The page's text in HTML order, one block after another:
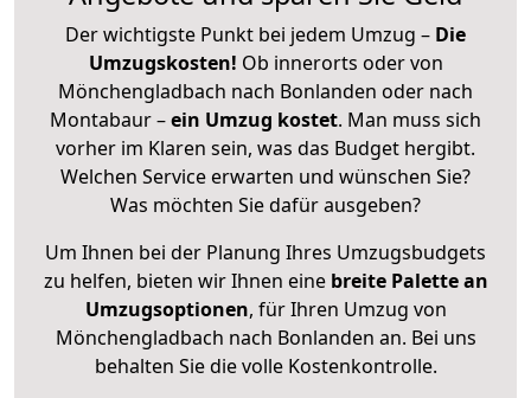
Der wichtigste Punkt bei jedem Umzug – Die
Umzugskosten! Ob innerorts oder von
Mönchengladbach nach Bonlanden oder nach
Montabaur –ein Umzug kostet. Man muss sich
vorher im Klaren sein, was das Budget hergibt.
Welchen Service erwarten und wünschen Sie?
Was möchten Sie dafür ausgeben?
Um Ihnen bei der Planung Ihres Umzugsbudgets
zu helfen, bieten wir Ihnen eine breite Palette an
Umzugsoptionen, für Ihren Umzug von
Mönchengladbach nach Bonlanden an. Bei uns
behalten Sie die volle Kostenkontrolle.